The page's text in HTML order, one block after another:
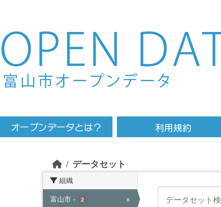
Skip to main content
データセット
組織
富山市 - 2 x